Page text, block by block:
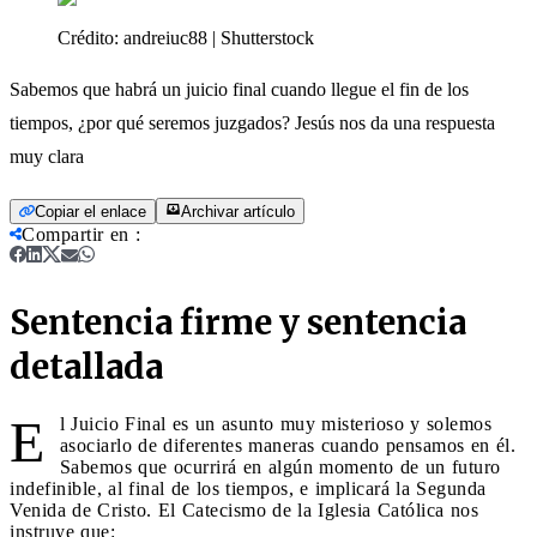
Crédito: andreiuc88 | Shutterstock
Sabemos que habrá un juicio final cuando llegue el fin de los
tiempos, ¿por qué seremos juzgados? Jesús nos da una respuesta
muy clara
Copiar el enlace Archivar artículo
Compartir en :
Sentencia firme y sentencia
detallada
E
l Juicio Final es un asunto muy misterioso y solemos
asociarlo de diferentes maneras cuando pensamos en él.
Sabemos que ocurrirá en algún momento de un futuro
indefinible, al final de los tiempos, e implicará la Segunda
Venida de Cristo. El Catecismo de la Iglesia Católica nos
instruye que: